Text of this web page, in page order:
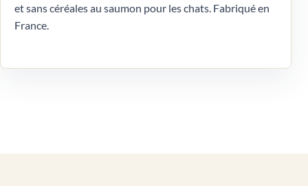
et sans céréales au saumon pour les chats. Fabriqué en
France.